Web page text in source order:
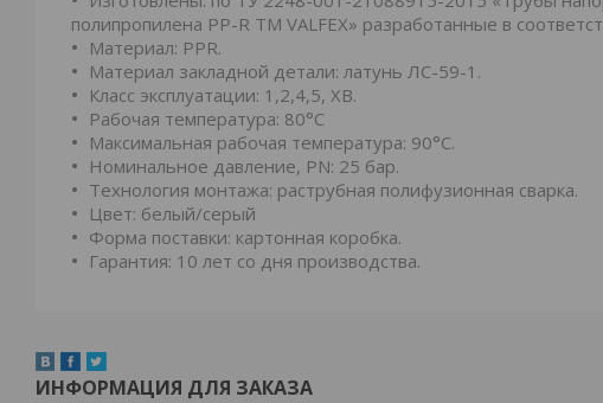
полипропилена PP-R ТМ VALFEX» разработанные в
Материал: PPR.
Материал закладной детали: латунь ЛС-59-1.
Класс эксплуатации: 1,2,4,5, ХВ.
Рабочая температура: 80°С
Максимальная рабочая температура: 90°С.
Номинальное давление, PN: 25 бар.
Технология монтажа: раструбная полифузионная сварка.
Цвет: белый/серый
Форма поставки: картонная коробка.
Гарантия: 10 лет со дня производства.
ИНФОРМАЦИЯ ДЛЯ ЗАКАЗА